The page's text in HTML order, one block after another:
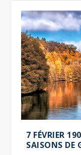
7 FÉVRIER
SAISONS DE